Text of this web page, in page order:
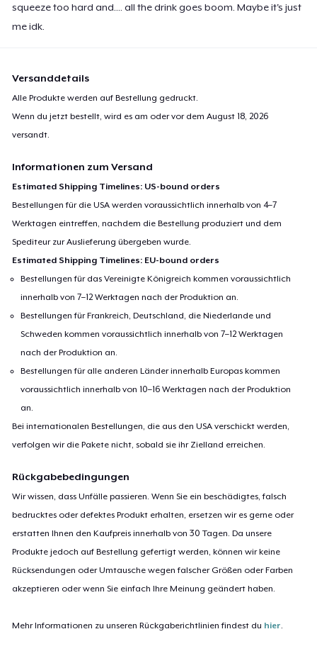
squeeze too hard and.... all the drink goes boom. Maybe it's just
me idk.
Versanddetails
Alle Produkte werden auf Bestellung gedruckt.
Wenn du jetzt bestellt, wird es am oder vor demAugust 18, 2026
versandt.
Informationen zum Versand
Estimated Shipping Timelines: US-bound orders
Bestellungen für die USA werden voraussichtlich innerhalb von 4–7
Werktagen eintreffen, nachdem die Bestellung produziert und dem
Spediteur zur Auslieferung übergeben wurde.
Estimated Shipping Timelines: EU-bound orders
Bestellungen für das Vereinigte Königreich kommen voraussichtlich
innerhalb von 7–12 Werktagen nach der Produktion an.
Bestellungen für Frankreich, Deutschland, die Niederlande und
Schweden kommen voraussichtlich innerhalb von 7–12 Werktagen
nach der Produktion an.
Bestellungen für alle anderen Länder innerhalb Europas kommen
voraussichtlich innerhalb von 10–16 Werktagen nach der Produktion
an.
Bei internationalen Bestellungen, die aus den USA verschickt werden,
verfolgen wir die Pakete nicht, sobald sie ihr Zielland erreichen.
Rückgabebedingungen
Wir wissen, dass Unfälle passieren. Wenn Sie ein beschädigtes, falsch
bedrucktes oder defektes Produkt erhalten, ersetzen wir es gerne oder
erstatten Ihnen den Kaufpreis innerhalb von 30 Tagen. Da unsere
Produkte jedoch auf Bestellung gefertigt werden, können wir keine
Rücksendungen oder Umtausche wegen falscher Größen oder Farben
akzeptieren oder wenn Sie einfach Ihre Meinung geändert haben.
Mehr Informationen zu unseren Rückgaberichtlinien findest du hier.